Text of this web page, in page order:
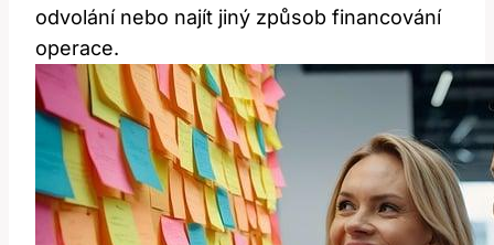
odvolání ‌nebo najít jiný způsob financování
operace.